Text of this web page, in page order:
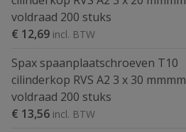
voldraad 200 stuks
€ 12,69
Spax spaanplaatschroeven T10
cilinderkop RVS A2 3 x 30 mmmm
voldraad 200 stuks
€ 13,56